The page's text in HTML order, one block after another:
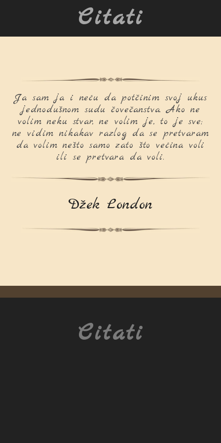
Citati
Ja sam ja i neću da potčinim svoj ukus
jednodušnom sudu čovečanstva. Ako ne
volim neku stvar, ne volim je, to je sve;
ne vidim nikakav razlog da se pretvaram
da volim nešto samo zato što većina voli
ili se pretvara da voli.
Džek London
Citati